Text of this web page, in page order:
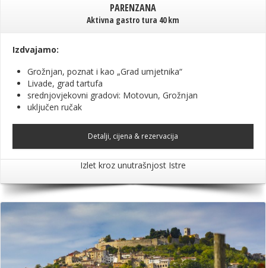
PARENZANA
Aktivna gastro tura 40 km
Izdvajamo:
Grožnjan, poznat i kao „Grad umjetnika“
Livade, grad tartufa
srednjovjekovni gradovi: Motovun, Grožnjan
uključen ručak
Detalji, cijena & rezervacija
Izlet kroz unutrašnjost Istre